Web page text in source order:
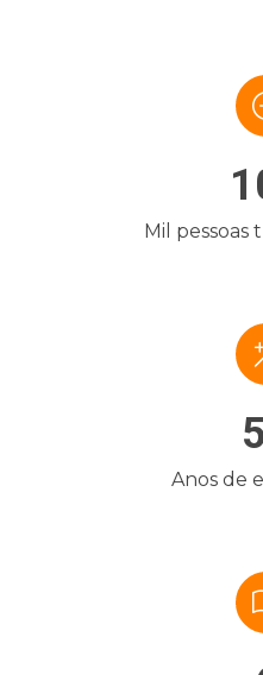
Mil pessoas
Anos de